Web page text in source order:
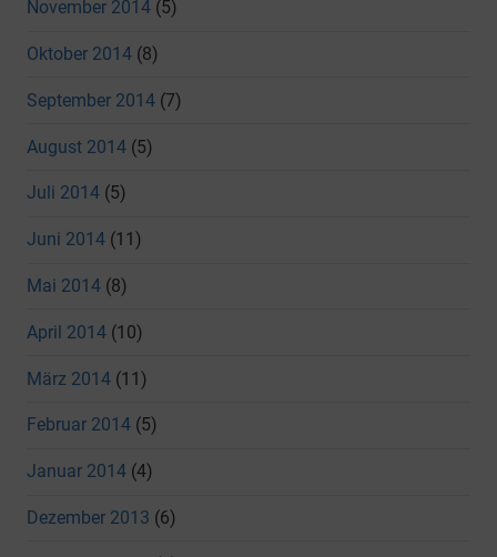
November 2014 (5)
Oktober 2014 (8)
September 2014 (7)
August 2014 (5)
Juli 2014 (5)
Juni 2014 (11)
Mai 2014 (8)
April 2014 (10)
März 2014 (11)
Februar 2014 (5)
Januar 2014 (4)
Dezember 2013 (6)